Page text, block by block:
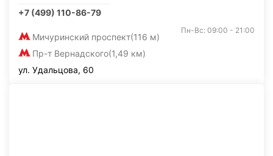
+7 (499) 110-86-79
Мичуринский проспект(116 м)
Пр-т Вернадского(1,49 км)
Пн-Вс: 09:00 - 21:00
ул. Удальцова, 60